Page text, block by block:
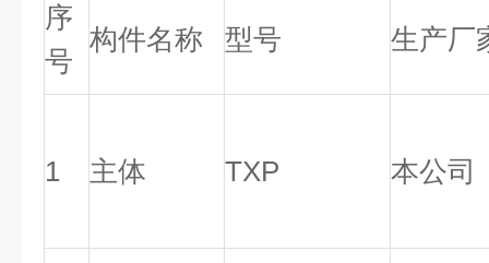
序
号
构件名称 型号 生产厂
1 主体 TXP 本公司